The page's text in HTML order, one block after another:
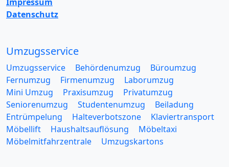
Datenschutz
Umzugsservice
Umzugsservice Behördenumzug
Büroumzug
Fernumzug
Firmenumzug
Laborumzug
Mini Umzug
Praxisumzug
Privatumzug
Seniorenumzug
Studentenumzug
Beiladung
Entrümpelung
Halteverbotszone
Klaviertransport
Möbellift
Haushaltsauflösung
Möbeltaxi
Möbelmitfahrzentrale
Umzugskartons